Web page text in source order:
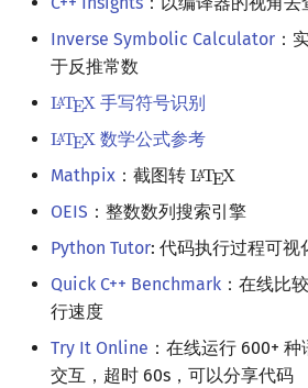
Inverse Symbolic Calculator ：
于反推常数
LATEX
LATEX手写符号识别
LATEX
LATEX数学公式参考
Mathpix ：截图转 LATEX
LATEX
OEIS ：整数数列搜索引擎
Python Tutor: 代码执行过程可视
Quick C++ Benchmark ：在线比
行速度
Try It Online ：在线运行 600+
交互，超时 60s，可以分享代码